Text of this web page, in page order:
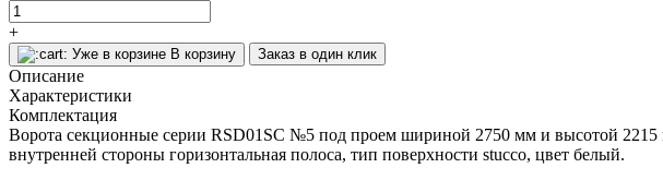
+
Уже в корзине В корзину Заказ в один клик
Описание
Характеристики
Комплектация
Ворота секционные серии RSD01SC №5 под проем шириной 2750 мм и высотой
внутренней стороны горизонтальная полоса, тип поверхности stucco, цвет белый.